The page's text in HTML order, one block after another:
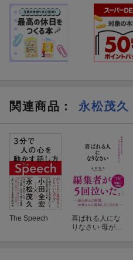
関連商品 ： 永松茂久
The Speech
喜ばれる人にな
りなさい 母が残